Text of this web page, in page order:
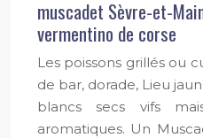
muscadet Sèvre-et-
vermentino de corse
Les poissons grillés ou
de bar, dorade, Lieu
blancs secs vifs
aromatiques. Un